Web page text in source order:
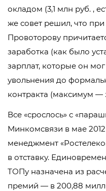
окладом (3,1 млн руб. ,
же совет решил, что
Провоторову
заработка (как было
зарплат, которые он
увольнения до
контракта (максимум —
Все «срослось» с
Минкомсвязи в мае
менеджмент
в отставку.
ТОПу назначена из
премий — в 200,88